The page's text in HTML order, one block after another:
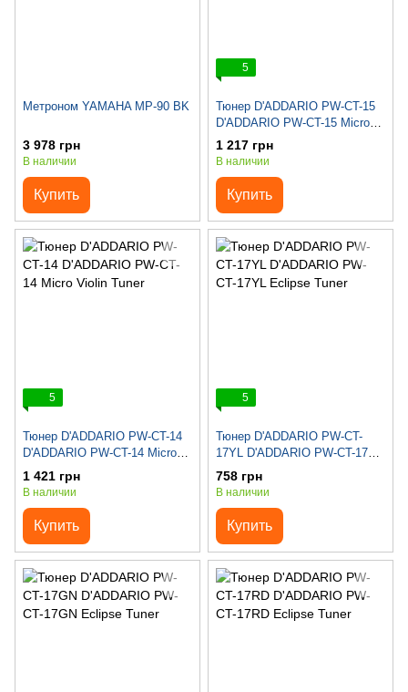
Метроном YAMAHA MP-90 BK
3 978 грн
В наличии
Купить
5
Тюнер D'ADDARIO PW-CT-15
D'ADDARIO PW-CT-15 Micro
Soundhole Tuner
1 217 грн
В наличии
Купить
5
Тюнер D'ADDARIO PW-CT-14
D'ADDARIO PW-CT-14 Micro
Violin Tuner
1 421 грн
В наличии
Купить
5
Тюнер D'ADDARIO PW-CT-
17YL D'ADDARIO PW-CT-17YL
Eclipse Tuner
758 грн
В наличии
Купить